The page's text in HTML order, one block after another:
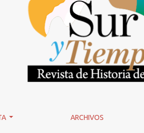
ARCHIVOS